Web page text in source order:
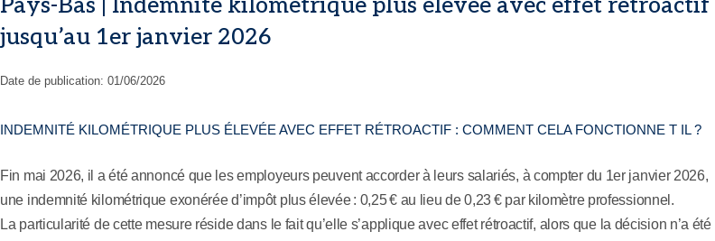
Pays-Bas | Indemnité kilométrique plus élevée avec effet rétroactif
jusqu’au 1er janvier 2026
Date de publication: 01/06/2026
INDEMNITÉ KILOMÉTRIQUE PLUS ÉLEVÉE AVEC EFFET RÉTROACTIF : COMMENT CELA FONCTIONNE T IL ?
Fin mai 2026, il a été annoncé que les employeurs peuvent accorder à leurs salariés, à compter du 1er janvier 2026,
une indemnité kilométrique exonérée d’impôt plus élevée : 0,25 € au lieu de 0,23 € par kilomètre professionnel.
La particularité de cette mesure réside dans le fait qu’elle s’applique avec effet rétroactif, alors que la décision n’a été